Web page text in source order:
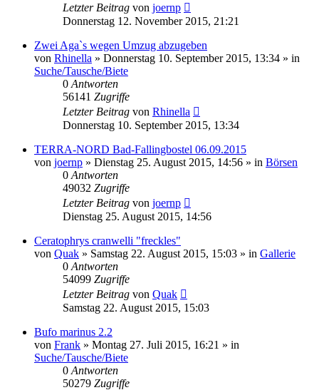
Letzter Beitrag von joernp
Donnerstag 12. November 2015, 21:21
Zwei Aga`s wegen Umzug abzugeben
von Rhinella » Donnerstag 10. September 2015, 13:34 » in
Suche/Tausche/Biete
0 Antworten
56141 Zugriffe
Letzter Beitrag von Rhinella
Donnerstag 10. September 2015, 13:34
TERRA-NORD Bad-Fallingbostel 06.09.2015
von joernp » Dienstag 25. August 2015, 14:56 » in Börsen
0 Antworten
49032 Zugriffe
Letzter Beitrag von joernp
Dienstag 25. August 2015, 14:56
Ceratophrys cranwelli "freckles"
von Quak » Samstag 22. August 2015, 15:03 » in Gallerie
0 Antworten
54099 Zugriffe
Letzter Beitrag von Quak
Samstag 22. August 2015, 15:03
Bufo marinus 2.2
von Frank » Montag 27. Juli 2015, 16:21 » in
Suche/Tausche/Biete
0 Antworten
50279 Zugriffe